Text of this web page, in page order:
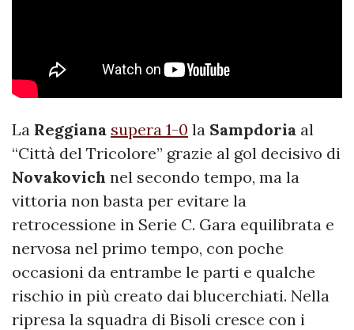
La Reggiana supera 1-0 la Sampdoria al
“Città del Tricolore” grazie al gol decisivo di
Novakovich nel secondo tempo, ma la
vittoria non basta per evitare la
retrocessione in Serie C. Gara equilibrata e
nervosa nel primo tempo, con poche
occasioni da entrambe le parti e qualche
rischio in più creato dai blucerchiati. Nella
ripresa la squadra di Bisoli cresce con i